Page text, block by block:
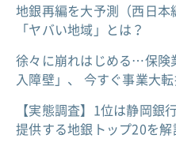
地銀再編を大予測（西日
「ヤバい地域」とは？
徐々に崩れはじめる…保険
入障壁」、 今すぐ事業大
【実態調査】1位は静岡銀
提供する地銀トップ20を解